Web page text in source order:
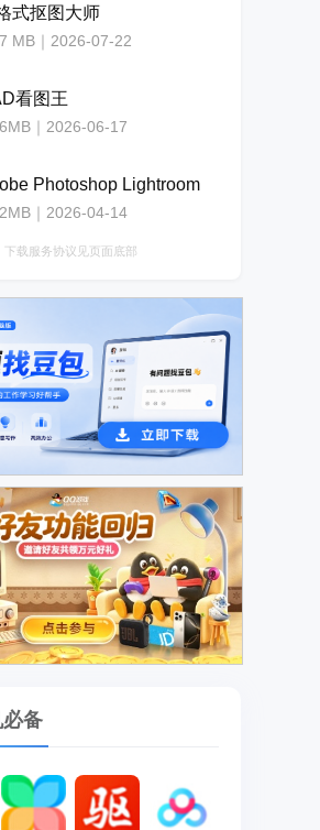
式抠图大师
MB｜2026-07-22
看图王
｜2026-06-17
Photoshop Lightroom
｜2026-04-14
下载服务协议见页面底部
备